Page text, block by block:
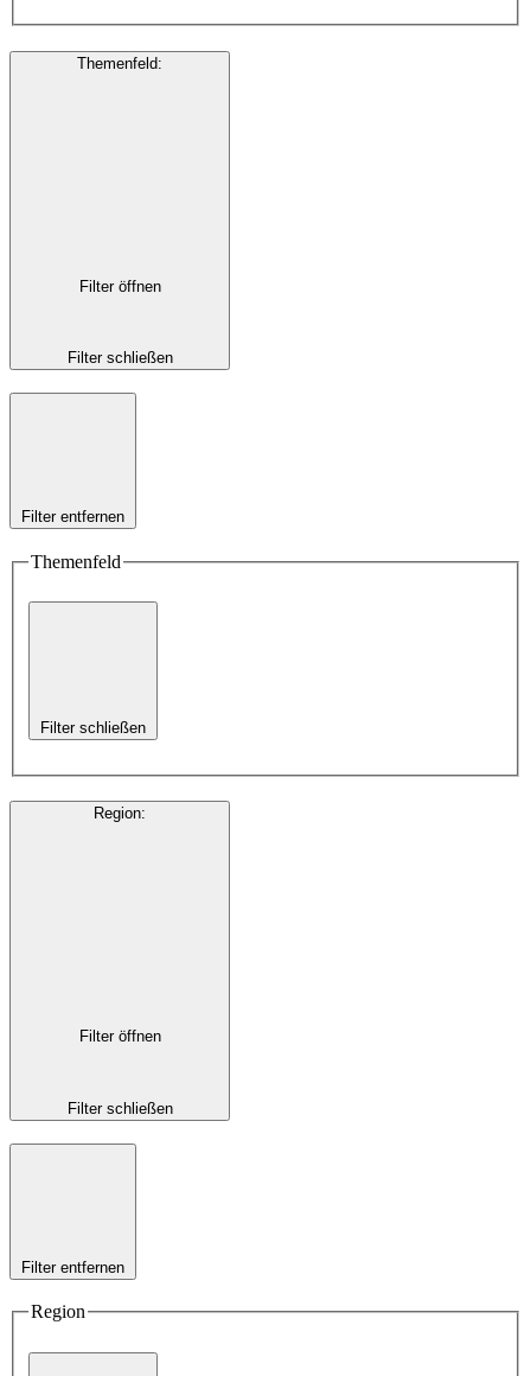
Themenfeld:
Filter öffnen
Filter schließen
Filter entfernen
Themenfeld
Filter schließen
Region:
Filter öffnen
Filter schließen
Filter entfernen
Region